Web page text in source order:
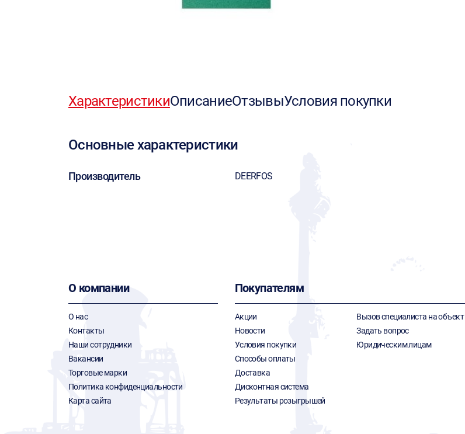
ХарактеристикиОписаниеОтзывыУсловия покупки
Основные характеристики
Производитель DEERFOS
О компании
О нас
Контакты
Наши сотрудники
Вакансии
Торговые марки
Политика конфиденциальности
Карта сайта
Покупателям
Акции
Новости
Условия покупки
Способы оплаты
Доставка
Дисконтная система
Результаты розыгрышей
Вызов специалиста на объект
Задать вопрос
Юридическим лицам